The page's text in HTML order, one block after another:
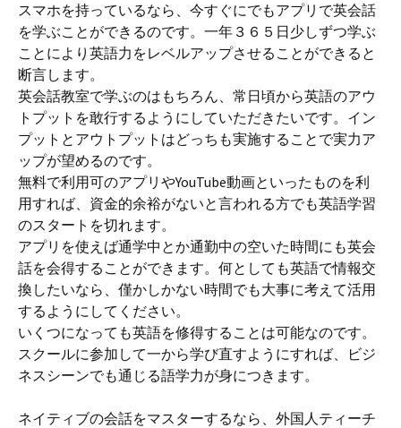
スマホを持っているなら、今すぐにでもアプリで英会話
を学ぶことができるのです。一年３６５日少しずつ学ぶ
ことにより英語力をレベルアップさせることができると
断言します。
英会話教室で学ぶのはもちろん、常日頃から英語のアウ
トプットを敢行するようにしていただきたいです。イン
プットとアウトプットはどっちも実施することで実力ア
ップが望めるのです。
無料で利用可のアプリやYouTube動画といったものを利
用すれば、資金的余裕がないと言われる方でも英語学習
のスタートを切れます。
アプリを使えば通学中とか通勤中の空いた時間にも英会
話を会得することができます。何としても英語で情報交
換したいなら、僅かしかない時間でも大事に考えて活用
するようにしてください。
いくつになっても英語を修得することは可能なのです。
スクールに参加して一から学び直すようにすれば、ビジ
ネスシーンでも通じる語学力が身につきます。
ネイティブの会話をマスターするなら、外国人ティーチ